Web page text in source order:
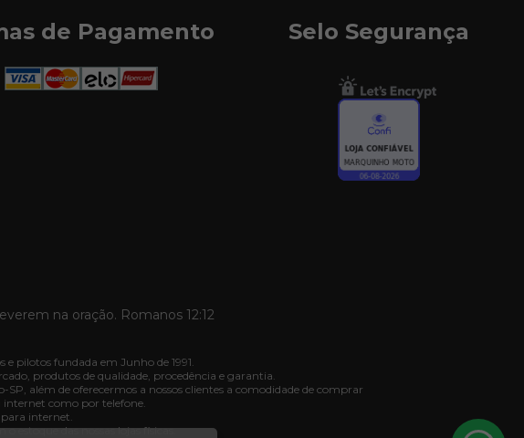
de Pagamento Selo Segurança
na oração. Romanos 12:12
pilotos fundada em Junho de 1991.
produtos de qualidade, procedência e garantia.
além de oferecermos a nossos clientes a comodidade de comprar
como por telefone.
internet.
estoque das nossas lojas físicas.